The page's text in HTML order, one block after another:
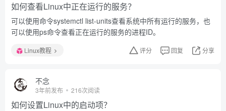
如何查看Linux中正在运行的服务？
可以使用命令systemctl list-units查看系统中所有运行的服务，也
可以使用ps命令查看正在运行的服务的进程ID。
Linux教程 评分 回复 分享
不念
3年前发布 216次阅读
如何设置Linux中的启动项？